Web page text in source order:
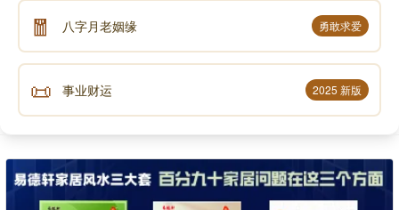
🧧 八字月老姻缘 勇敢求爱
📜 事业财运 2025 新版